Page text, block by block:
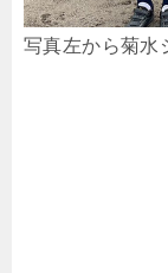
写真左から菊水